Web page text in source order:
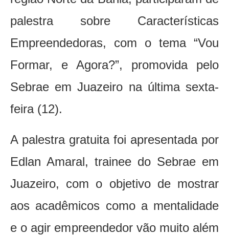
palestra sobre Características
Empreendedoras, com o tema “Vou
Formar, e Agora?”, promovida pelo
Sebrae em Juazeiro na última sexta-
feira (12).
A palestra gratuita foi apresentada por
Edlan Amaral, trainee do Sebrae em
Juazeiro, com o objetivo de mostrar
aos acadêmicos como a mentalidade
e o agir empreendedor vão muito além